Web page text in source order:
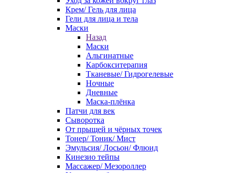
Крем/ Гель для лица
Гели для лица и тела
Маски
Назад
Маски
Альгинатные
Карбокситерапия
Тканевые/ Гидрогелевые
Ночные
Дневные
Маска-плёнка
Патчи для век
Сыворотка
От прыщей и чёрных точек
Тонер/ Тоник/ Мист
Эмульсия/ Лосьон/ Флюид
Кинезио тейпы
Массажер/ Мезороллер